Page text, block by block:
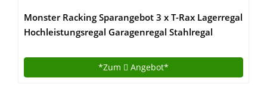
Monster Racking Sparangebot 3 x T-Rax Lagerregal
Hochleistungsregal Garagenregal Stahlregal
Lagerregal 90cm x 45cm x 180cm 100%
Schraubenfrei + Gratis Gummihammer
*Zum Angebot*